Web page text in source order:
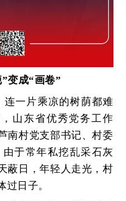
变成“画卷”
连一片乘凉的树荫都难
山东省优秀党务工作
南村党支部书记、村委
于常年私挖乱采石灰
蔽日，年轻人走光，村
过日子。